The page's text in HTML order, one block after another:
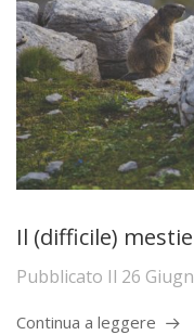
Il (difficile)
Pubblicato Il 26
Continua a leggere